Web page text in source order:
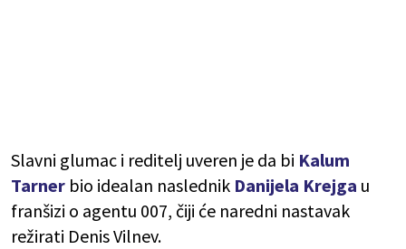
Slavni glumac i reditelj uveren je da bi Kalum
Tarner bio idealan naslednik Danijela Krejga u
franšizi o agentu 007, čiji će naredni nastavak
režirati Denis Vilnev.